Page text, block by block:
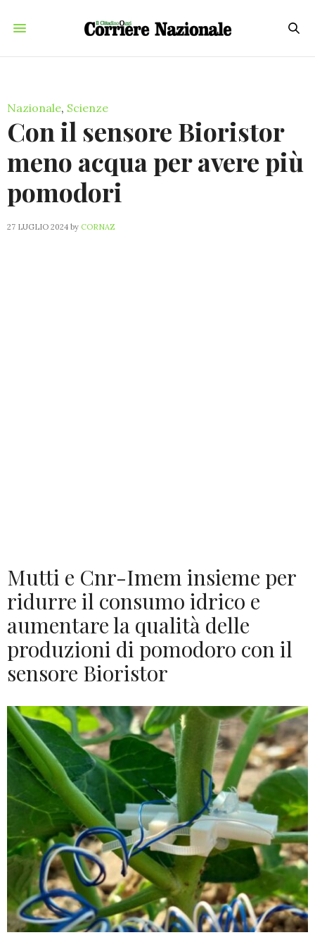
Nazionale, Scienze
Con il sensore Bioristor
meno acqua per avere più
pomodori
27 LUGLIO 2024 by CORNAZ
Mutti e Cnr-Imem insieme per
ridurre il consumo idrico e
aumentare la qualità delle
produzioni di pomodoro con il
sensore Bioristor